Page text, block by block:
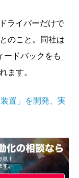
ライバーだけで
のこと。同社は
ードバックをも
ます。
置」を開発、実